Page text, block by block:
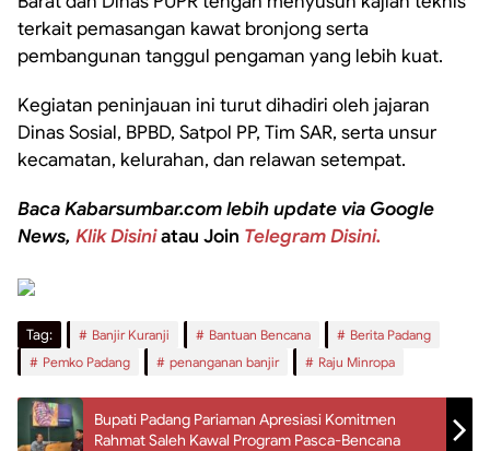
terkait pemasangan kawat bronjong serta
pembangunan tanggul pengaman yang lebih kuat.
Kegiatan peninjauan ini turut dihadiri oleh jajaran
Dinas Sosial, BPBD, Satpol PP, Tim SAR, serta unsur
kecamatan, kelurahan, dan relawan setempat.
Baca Kabarsumbar.com lebih update via Google
News, Klik Disiniatau Join Telegram Disini.
Tag: Banjir Kuranji Bantuan Bencana
Berita Padang
Pemko Padang
penanganan banjir Raju Minropa
Bupati Padang Pariaman Apresiasi Komitmen
Rahmat Saleh Kawal Program Pasca-Bencana